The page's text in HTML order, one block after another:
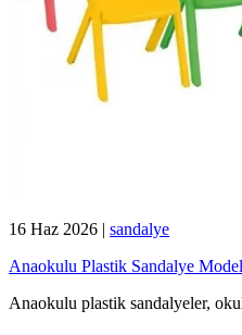
16 Haz 2026 | sandalye
Anaokulu Plastik Sandalye
Anaokulu plastik sandalyeler,